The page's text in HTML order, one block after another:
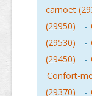
carnoet
(29950)
-
(29530)
-
(29450)
-
Confort-
(29370)
-